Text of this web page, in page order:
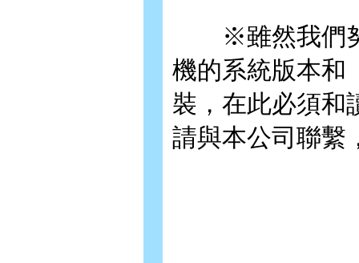
※雖然我們努
機的系統版本和
裝，在此必須和
請與本公司聯繫